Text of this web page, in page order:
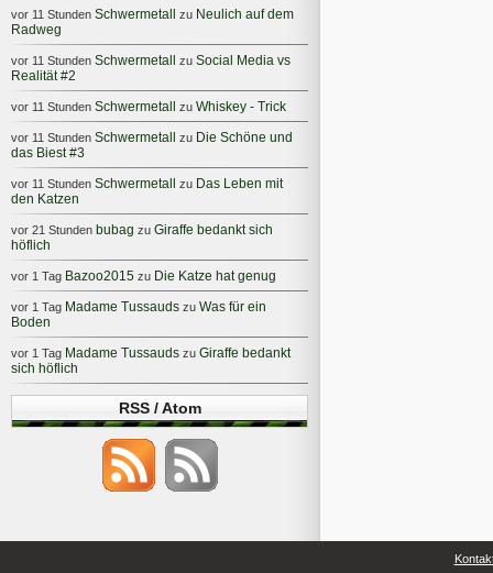
vor 11 Stunden Schwermetall zu Neulich auf dem
Radweg
vor 11 Stunden Schwermetall zu Social Media vs
Realität #2
vor 11 Stunden Schwermetall zu Whiskey - Trick
vor 11 Stunden Schwermetall zu Die Schöne und
das Biest #3
vor 11 Stunden Schwermetall zu Das Leben mit
den Katzen
vor 21 Stunden bubag zu Giraffe bedankt sich
höflich
vor 1 Tag Bazoo2015 zu Die Katze hat genug
vor 1 Tag Madame Tussauds zu Was für ein
Boden
vor 1 Tag Madame Tussauds zu Giraffe bedankt
sich höflich
RSS / Atom